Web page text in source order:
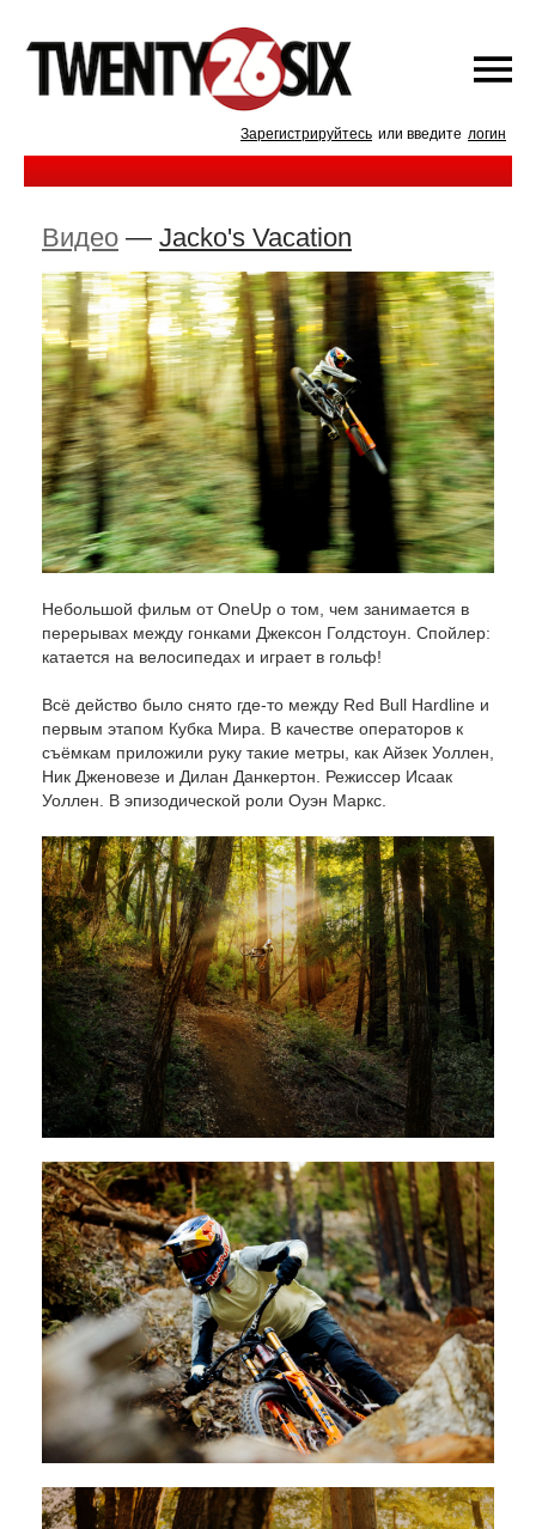
Зарегистрируйтесь или введите логин
Видео — Jacko's Vacation
Небольшой фильм от OneUp о том, чем занимается в
перерывах между гонками Джексон Голдстоун. Спойлер:
катается на велосипедах и играет в гольф!
Всё действо было снято где-то между Red Bull Hardline и
первым этапом Кубка Мира. В качестве операторов к
съёмкам приложили руку такие метры, как Айзек Уоллен,
Ник Дженовезе и Дилан Данкертон. Режиссер Исаак
Уоллен. В эпизодической роли Оуэн Маркс.